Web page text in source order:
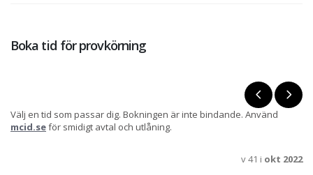
Boka tid för provkörning
Välj en tid som passar dig. Bokningen är inte bindande. Använd
mcid.seför smidigt avtal och utlåning.
v 41 i okt 2022